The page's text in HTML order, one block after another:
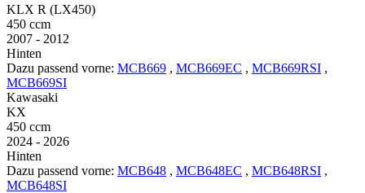
KLX R (LX450)
450 ccm
2007 - 2012
Hinten
Dazu passend vorne: MCB669 , MCB669EC , MCB669RSI ,
MCB669SI
Kawasaki
KX
450 ccm
2024 - 2026
Hinten
Dazu passend vorne: MCB648 , MCB648EC , MCB648RSI ,
MCB648SI